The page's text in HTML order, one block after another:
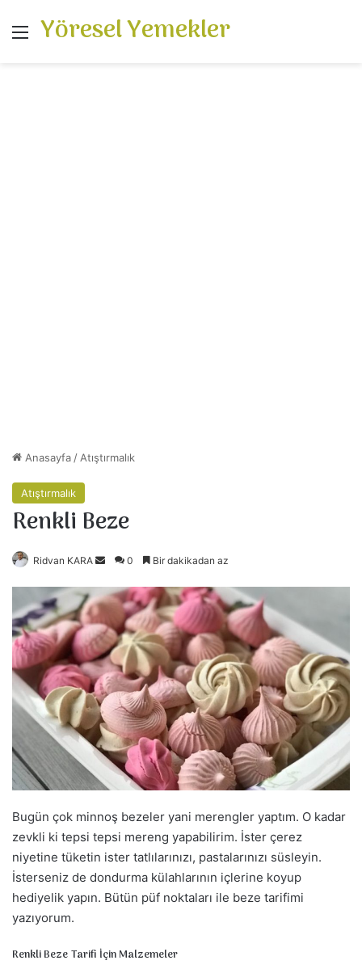
Menü
Yöresel Yemekler
Anasayfa / Atıştırmalık
Atıştırmalık
Renkli Beze
Ridvan KARA
r
-
p
o
s
t
a
g
n
d
e
r
e
0 Bir dakikadan az
Bugün çok minnoş bezeler yani merengler yaptım. O kadar
zevkli ki tepsi tepsi mereng yapabilirim. İster çerez
niyetine tüketin ister tatlılarınızı, pastalarınızı süsleyin.
İsterseniz de dondurma külahlarının içlerine koyup
hediyelik yapın. Bütün püf noktaları ile beze tarifimi
yazıyorum.
Renkli Beze Tarifi İçin Malzemeler